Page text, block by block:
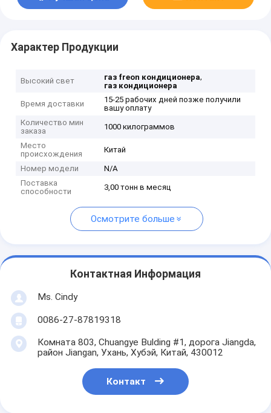
Характер Продукции
Высокий свет газ freon кондиционера,
газ кондиционера
Время доставки
15-25 рабочих дней позже получили
вашу оплату
Количество мин
заказа
1000 килограммов
Место
происхождения
Китай
Номер модели
N/A
Поставка
способности
3,00 тонн в месяц
Осмотрите больше
Контактная Информация
Ms. Cindy
0086-27-87819318
Комната 803, Chuangye Bulding #1, дорога Jiangda,
район Jiangan, Ухань, Хубэй, Китай, 430012
Контакт